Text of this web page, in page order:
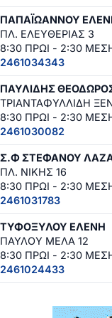
ΠΑΠΑΪΩΑΝΝΟΥ
ΠΛ. ΕΛΕΥΘΕΡΙΑΣ 3
8:30 ΠΡΩΙ - 2:30
2461034343
ΠΑΥΛΙΔΗΣ
ΤΡΙΑΝΤΑΦΥΛΛΙΔΗ
8:30 ΠΡΩΙ - 2:30
2461030082
Σ.Φ ΣΤΕΦΑΝΟΥ
ΠΛ. ΝΙΚΗΣ 16
8:30 ΠΡΩΙ - 2:30
2461031783
ΤΥΦΟΞΥΛΟΥ ΕΛΕΝΗ
ΠΑΥΛΟΥ ΜΕΛΑ 12
8:30 ΠΡΩΙ - 2:30
2461024433